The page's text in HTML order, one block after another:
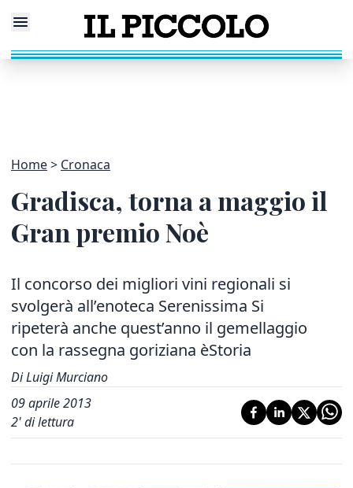
Home Cronaca
Gradisca, torna a maggio il
Gran premio Noè
Il concorso dei migliori vini regionali si
svolgerà all’enoteca Serenissima Si
ripeterà anche quest’anno il gemellaggio
con la rassegna goriziana èStoria
Di Luigi Murciano
09 aprile 2013
2' di lettura